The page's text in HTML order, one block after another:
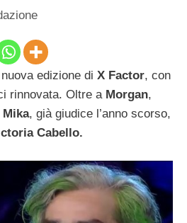
edizione di X Factor, con
rinnovata. Oltre a Morgan,
Mika, già giudice l’anno scorso,
Cabello.